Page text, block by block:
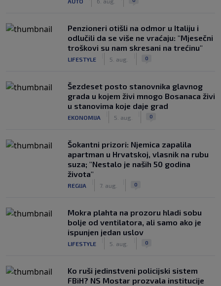
Penzioneri otišli na odmor u Italiju i
odlučili da se više ne vraćaju: "Mjesečni
troškovi su nam skresani na trećinu"
LIFESTYLE 5. aug. 0
Šezdeset posto stanovnika glavnog
grada u kojem živi mnogo Bosanaca živi
u stanovima koje daje grad
EKONOMIJA 5. aug. 0
Šokantni prizori: Njemica zapalila
apartman u Hrvatskoj, vlasnik na rubu
suza; "Nestalo je naših 50 godina
života"
REGIJA 7. aug. 0
Mokra plahta na prozoru hladi sobu
bolje od ventilatora, ali samo ako je
ispunjen jedan uslov
LIFESTYLE 5. aug. 0
Ko ruši jedinstveni policijski sistem
FBiH? NS Mostar prozvala institucije